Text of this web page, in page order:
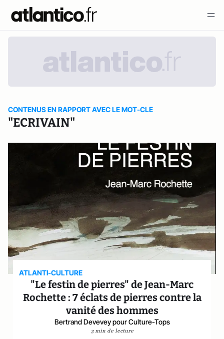
CONTENUS EN RAPPORT AVEC LE MOT-CLE
"ECRIVAIN"
ATLANTI-CULTURE
"Le festin de pierres" de Jean-Marc
Rochette : 7 éclats de pierres contre la
vanité des hommes
Bertrand Devevey pour Culture-Tops
3 min de lecture